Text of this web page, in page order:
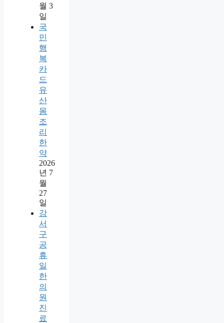
월 3
일
국
민
행
복
카
드
유
산
몸
조
리
한
약
2026
년 7
월
27
일
강
서
구
공
휴
일
한
의
원
진
료